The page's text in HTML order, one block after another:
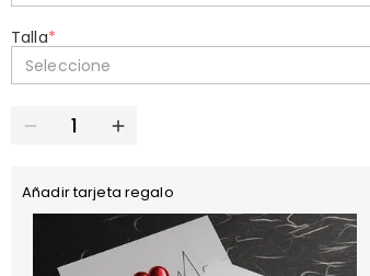
Talla*
Seleccione
Añadir tarjeta regalo